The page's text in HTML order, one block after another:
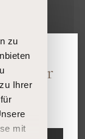
zu
Ihrer
mit
Alter